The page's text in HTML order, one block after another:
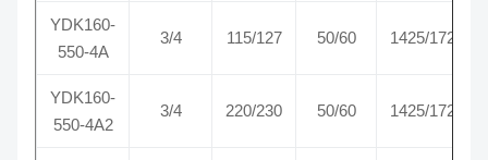
YDK160-
550-4A
3/4 115/127 50/60 1425/1725
YDK160-
550-4A2
3/4 220/230 50/60 1425/1725